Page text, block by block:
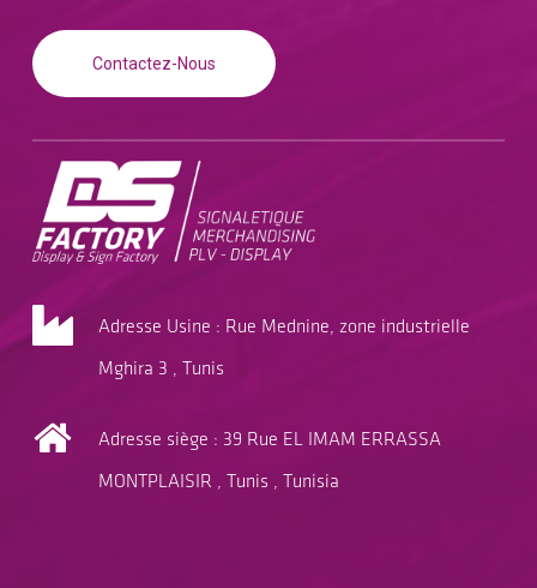
Contactez-Nous
Adresse Usine : Rue Mednine, zone industrielle
Mghira 3 , Tunis
Adresse siège : 39 Rue EL IMAM ERRASSA
MONTPLAISIR , Tunis , Tunisia